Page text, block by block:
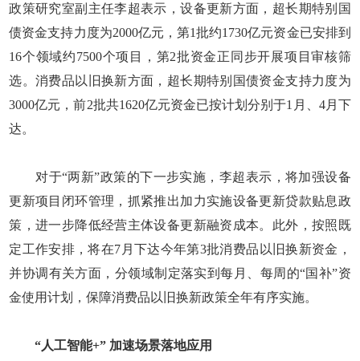
政策研究室副主任李超表示，设备更新方面，超长期特别国
债资金支持力度为2000亿元，第1批约1730亿元资金已安排到
16个领域约7500个项目，第2批资金正同步开展项目审核筛
选。消费品以旧换新方面，超长期特别国债资金支持力度为
3000亿元，前2批共1620亿元资金已按计划分别于1月、4月下
达。
对于“两新”政策的下一步实施，李超表示，将加强设备
更新项目闭环管理，抓紧推出加力实施设备更新贷款贴息政
策，进一步降低经营主体设备更新融资成本。此外，按照既
定工作安排，将在7月下达今年第3批消费品以旧换新资金，
并协调有关方面，分领域制定落实到每月、每周的“国补”资
金使用计划，保障消费品以旧换新政策全年有序实施。
“人工智能+” 加速场景落地应用